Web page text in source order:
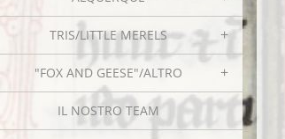
TRIS/LITTLE MERELS
"FOX AND GEESE"/ALTRO
IL NOSTRO TEAM